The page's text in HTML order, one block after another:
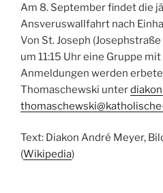
Am 8. September findet die
Ansveruswallfahrt nach
Von St. Joseph
um 11:15 Uhr eine Gruppe
Anmeldungen werden
Thomaschewski unter
Text: Diakon André Meyer,
(Wikipedia)